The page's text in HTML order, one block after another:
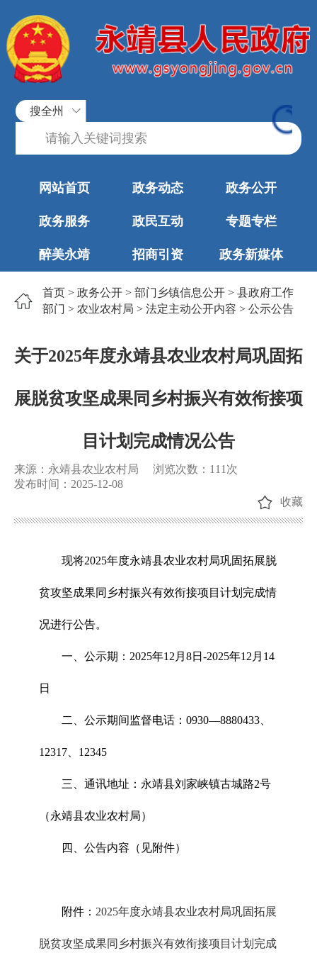
搜全州
网站首页 政务动态 政务公开
政务服务 政民互动 专题专栏
醉美永靖 招商引资 政务新媒体
首页 > 政务公开 > 部门乡镇信息公开 > 县政府工作
部门 > 农业农村局 > 法定主动公开内容 > 公示公告
关于2025年度永靖县农业农村局巩固拓
展脱贫攻坚成果同乡村振兴有效衔接项
目计划完成情况公告
来源：永靖县农业农村局 浏览次数： 111 次
发布时间：2025-12-08
收藏
现将2025年度永靖县农业农村局巩固拓展脱
贫攻坚成果同乡村振兴有效衔接项目计划完成情
况进行公告。
一、公示期：2025年12月8日-2025年12月14
日
二、公示期间监督电话：0930—8880433、
12317、12345
三、通讯地址：永靖县刘家峡镇古城路2号
（永靖县农业农村局）
四、公告内容（见附件）
附件： 2025年度永靖县农业农村局巩固拓展
脱贫攻坚成果同乡村振兴有效衔接项目计划完成